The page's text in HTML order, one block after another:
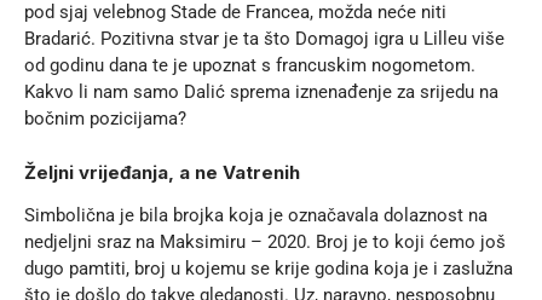
pod sjaj velebnog Stade de Francea, možda neće niti
Bradarić. Pozitivna stvar je ta što Domagoj igra u Lilleu više
od godinu dana te je upoznat s francuskim nogometom.
Kakvo li nam samo Dalić sprema iznenađenje za srijedu na
bočnim pozicijama?
Željni vrijeđanja, a ne Vatrenih
Simbolična je bila brojka koja je označavala dolaznost na
nedjeljni sraz na Maksimiru – 2020. Broj je to koji ćemo još
dugo pamtiti, broj u kojemu se krije godina koja je i zaslužna
što je došlo do takve gledanosti. Uz, naravno, nesposobnu